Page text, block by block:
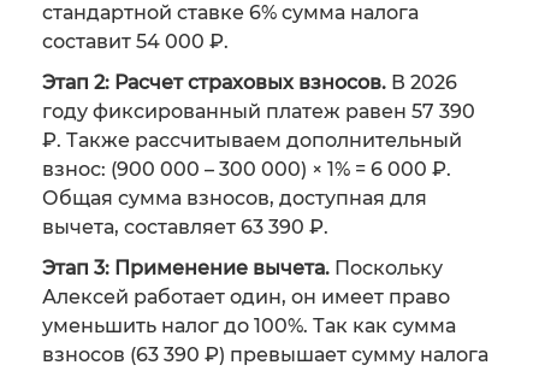
стандартной ставке 6% сумма налога
составит 54 000 ₽.
Этап 2: Расчет страховых взносов. В 2026
году фиксированный платеж равен 57 390
₽. Также рассчитываем дополнительный
взнос: (900 000 – 300 000) × 1% = 6 000 ₽.
Общая сумма взносов, доступная для
вычета, составляет 63 390 ₽.
Этап 3: Применение вычета. Поскольку
Алексей работает один, он имеет право
уменьшить налог до 100%. Так как сумма
взносов (63 390 ₽) превышает сумму налога